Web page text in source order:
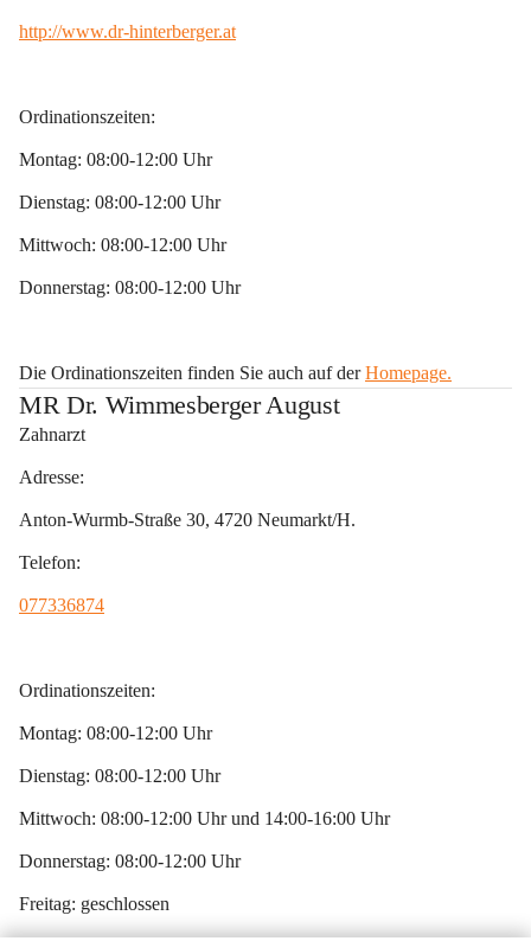
http://www.dr-hinterberger.at
Ordinationszeiten:
Montag: 08:00-12:00 Uhr
Dienstag: 08:00-12:00 Uhr
Mittwoch: 08:00-12:00 Uhr
Donnerstag: 08:00-12:00 Uhr
Die Ordinationszeiten finden Sie auch auf der Homepage.
MR Dr. Wimmesberger August
Zahnarzt
Adresse:
Anton-Wurmb-Straße 30, 4720 Neumarkt/H.
Telefon:
077336874
Ordinationszeiten:
Montag: 08:00-12:00 Uhr
Dienstag: 08:00-12:00 Uhr
Mittwoch: 08:00-12:00 Uhr und 14:00-16:00 Uhr
Donnerstag: 08:00-12:00 Uhr
Freitag: geschlossen